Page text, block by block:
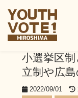
小選挙区
立制や広
2022/09/01